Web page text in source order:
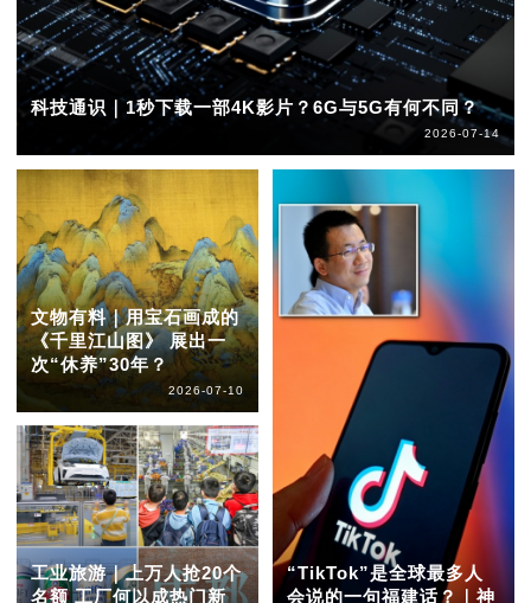
科技通识｜1秒下载一部4K影片？6G与5G有何不同？
2026-07-14
文物有料｜用宝石画成的
《千里江山图》 展出一
次“休养”30年？
2026-07-10
工业旅游｜上万人抢20个
名额 工厂何以成热门新
“TikTok”是全球最多人
会说的一句福建话？｜神